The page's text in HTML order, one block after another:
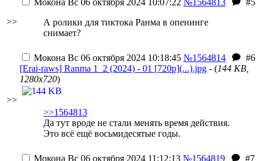
>>
Мокона Вс 06 октября 2024 10:07:22 №1564813
#5
А ролики для тиктока Ранма в опенинге
снимает?
>>
Мокона Вс 06 октября 2024 10:18:45 №1564814
#6
[Erai-raws] Ranma 1_2 (2024) - 01 [720p](...).jpg - (144 KB,
1280x720)
>>1564813
Да тут вроде не стали менять время действия.
Это всё ещё восьмидесятые годы.
Мокона Вс 06 октября 2024 11:12:13 №1564819
#7